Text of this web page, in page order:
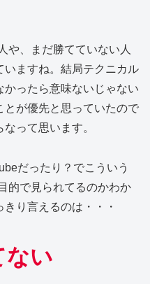
や、まだ勝てていない人
いますね。結局テクニカル
かったら意味ないじゃない
とが優先と思っていたので
って思います。
だったり？でこういう
的で見られてるのかわか
り言えるのは・・・
ない